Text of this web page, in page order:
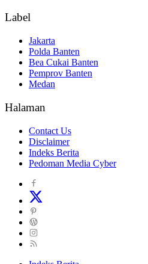
Label
Jakarta
Polda Banten
Bea Cukai Banten
Pemprov Banten
Medan
Halaman
Contact Us
Disclaimer
Indeks Berita
Pedoman Media Cyber